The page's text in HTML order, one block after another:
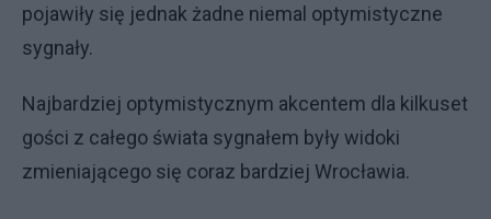
pojawiły się jednak żadne niemal optymistyczne
sygnały.
Najbardziej optymistycznym akcentem dla kilkuset
gości z całego świata sygnałem były widoki
zmieniającego się coraz bardziej Wrocławia.